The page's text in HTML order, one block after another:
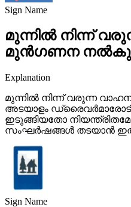
Sign Name
മുന്നിൽ നിന്ന്
മുൻഗണന
Explanation
മുന്നിൽ നിന്ന് വരുന്ന
അടയാളം ഡ്രൈവർമാരോട്
ഇടുങ്ങിയതോ
സംഘർഷങ്ങൾ തടയാൻ
Sign Name